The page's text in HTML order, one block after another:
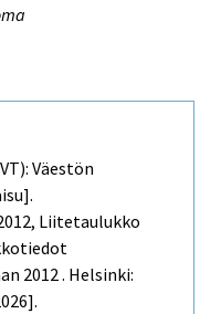
Väestön
Liitetaulukko
2012 . Helsinki: